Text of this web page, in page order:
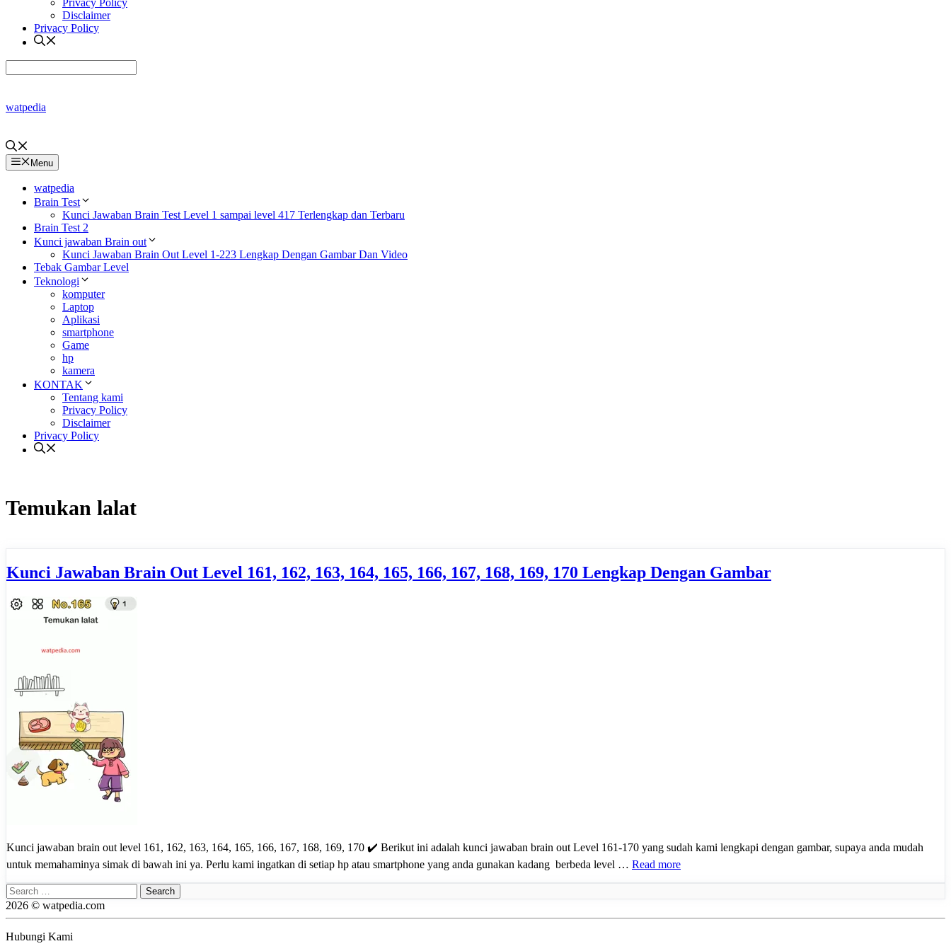
Privacy Policy
Disclaimer
Privacy Policy
watpedia
Menu
watpedia
Brain Test
Kunci Jawaban Brain Test Level 1 sampai level 417 Terlengkap dan Terbaru
Brain Test 2
Kunci jawaban Brain out
Kunci Jawaban Brain Out Level 1-223 Lengkap Dengan Gambar Dan Video
Tebak Gambar Level
Teknologi
komputer
Laptop
Aplikasi
smartphone
Game
hp
kamera
KONTAK
Tentang kami
Privacy Policy
Disclaimer
Privacy Policy
Temukan lalat
Kunci Jawaban Brain Out Level 161, 162, 163, 164, 165, 166, 167, 168, 169, 170 Lengkap Dengan Gambar
Kunci jawaban brain out level 161, 162, 163, 164, 165, 166, 167, 168, 169, 170 ✔️ Berikut ini adalah kunci jawaban brain out Level 161-170 yang sudah kami lengkapi dengan gambar, supaya anda mudah
untuk memahaminya simak di bawah ini ya. Perlu kami ingatkan di setiap hp atau smartphone yang anda gunakan kadang berbeda level … Read more
Search
for:
2026 © watpedia.com
Hubungi Kami